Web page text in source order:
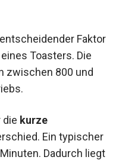
Faktor
Toasters. Die
zwischen 800 und
die kurze
Ein typischer
Dadurch liegt